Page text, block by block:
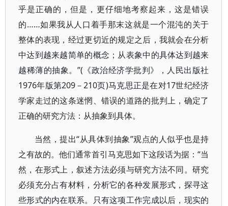
乎是正确的，但是，更仔细地考察起来，这是错误
的……如果我从人口着手那末这就是一个混沌的关于
整体的表现，经过更切近的规定之后，我就会在分析
中达到越来越简单的概念；从表象中的具体达到越来
越稀薄的抽象。”(《政治经济学批判》，人民出版社
1976年版第209－210页)马克思正是在对17世纪经济
学家走过的这条迷惘、错误的道路的批判上，确定了
正确的研究方法：从抽象到具体。
当然，提出“从具体到抽象”观点的人似乎也是持
之有故的。他们通常首引马克思如下这段话为据：“当
然，在形式上，叙述方法必须与研究方法不同。研究
必须充分占有材料，分析它的各种发展形式，探寻这
些形式的内在联系。只有这项工作完成以后，现实的